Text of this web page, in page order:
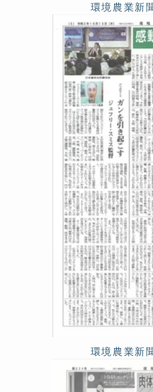
環境農業新
環境農業新